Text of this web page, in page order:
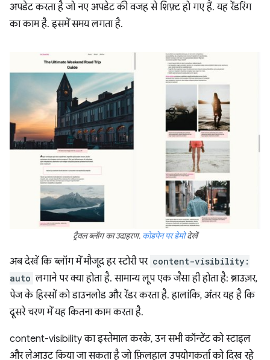
अपडेट करता है जो नए अपडेट की वजह से शिफ़्ट हो गए हैं. यह रेंडरिंग
का काम है. इसमें समय लगता है.
ट्रैवल ब्लॉग का उदाहरण. कोडपेन पर डेमोदेखें
अब देखें कि ब्लॉग में मौजूद हर स्टोरी पर content-visibility:
auto लगाने पर क्या होता है. सामान्य लूप एक जैसा ही होता है: ब्राउज़र,
पेज के हिस्सों को डाउनलोड और रेंडर करता है. हालांकि, अंतर यह है कि
दूसरे चरण में यह कितना काम करता है.
content-visibility का इस्तेमाल करके, उन सभी कॉन्टेंट को स्टाइल
और लेआउट किया जा सकता है जो फ़िलहाल उपयोगकर्ता को दिख रहे